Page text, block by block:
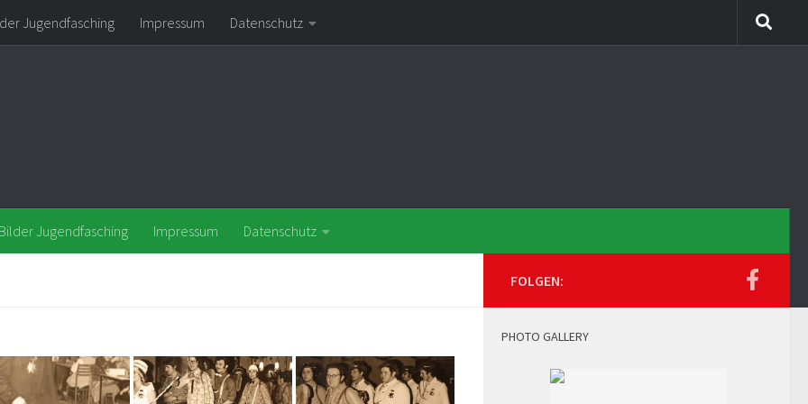
Jugendfasching Impressum Datenschutz
Bilder Jugendfasching Impressum Datenschutz
FOLGEN:
PHOTO GALLERY